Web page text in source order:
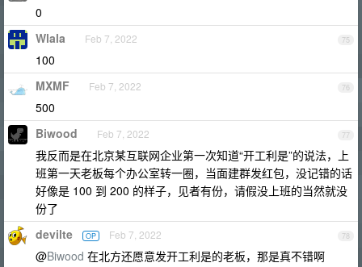
0
75
Wlala Feb 7, 2022
100
76
MXMF Feb 7, 2022
500
77
Biwood Feb 7, 2022
我反而是在北京某互联网企业第一次知道“开工利是”的说法，上
班第一天老板每个办公室转一圈，当面建群发红包，没记错的话
好像是 100 到 200 的样子，见者有份，请假没上班的当然就没
份了
78
devilte OP Feb 7, 2022
@Biwood 在北方还愿意发开工利是的老板，那是真不错啊